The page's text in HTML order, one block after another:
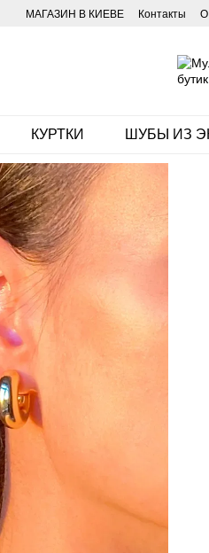
МАГАЗИН В КИЕВЕ Контакты О
КУРТКИ ШУБЫ ИЗ